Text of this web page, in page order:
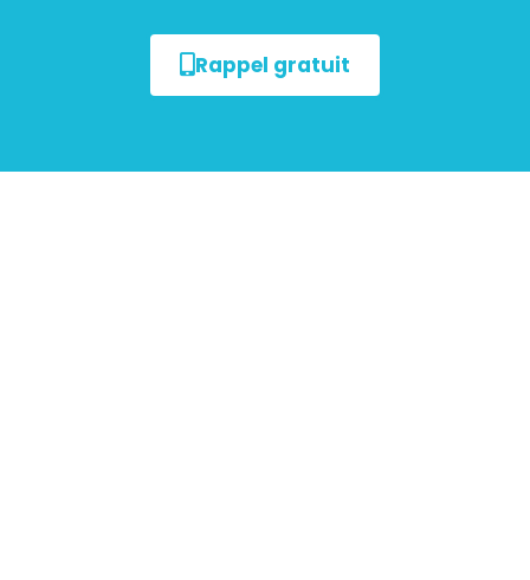
Rappel gratuit